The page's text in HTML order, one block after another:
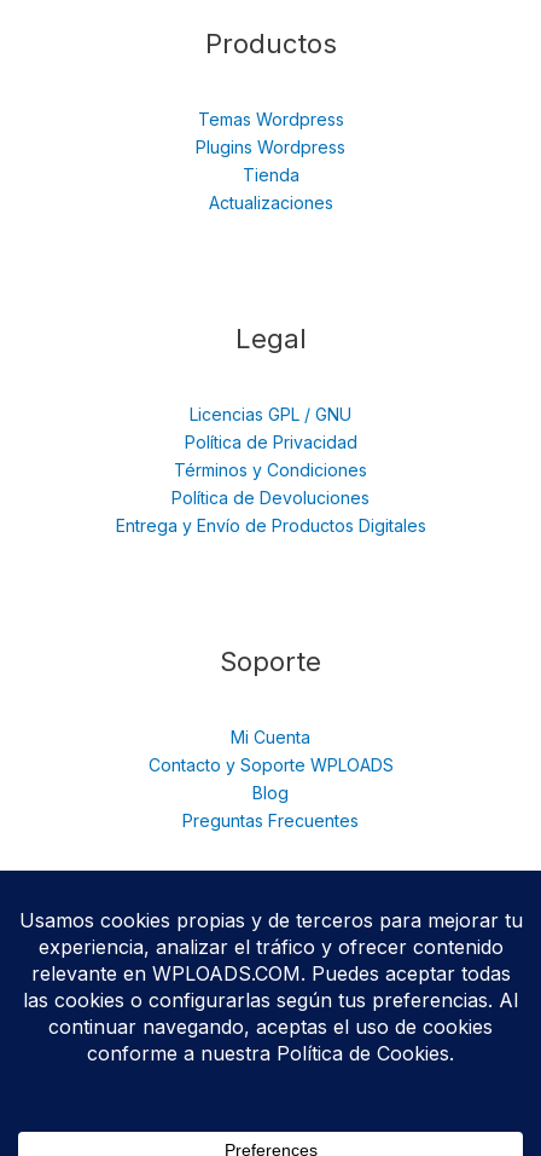
Productos
Temas Wordpress
Plugins Wordpress
Tienda
Actualizaciones
Legal
Licencias GPL / GNU
Política de Privacidad
Términos y Condiciones
Política de Devoluciones
Entrega y Envío de Productos Digitales
Soporte
Mi Cuenta
Contacto y Soporte WPLOADS
Blog
Preguntas Frecuentes
© 2026 WPloads | Descarga Plugins y Temas Premium para